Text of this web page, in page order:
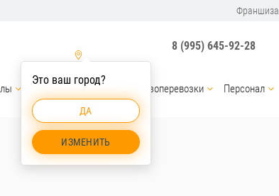
Франшиза
Это ваш город?
ДА
ИЗМЕНИТЬ
8 (995) 645-92-28
Услуги спецтехники Грузоперевозки Персонал